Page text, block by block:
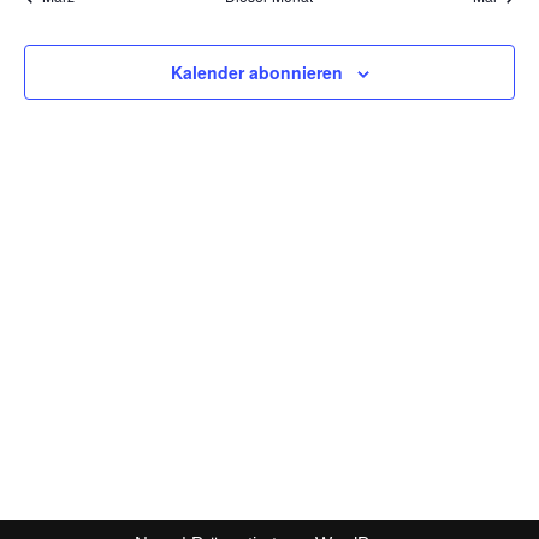
Kalender abonnieren